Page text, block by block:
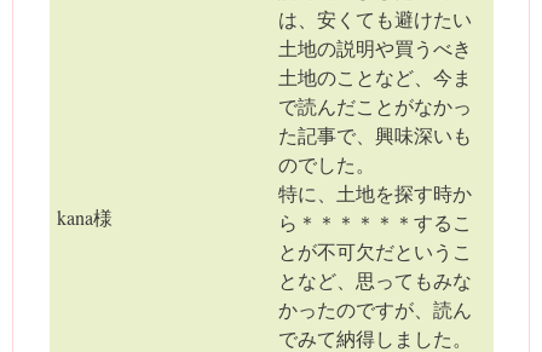
kana様
は、安くても避けたい
土地の説明や買うべき
土地のことなど、今ま
で読んだことがなかっ
た記事で、興味深いも
のでした。
特に、土地を探す時か
ら＊＊＊＊＊＊するこ
とが不可欠だというこ
となど、思ってもみな
かったのですが、読ん
でみて納得しました。